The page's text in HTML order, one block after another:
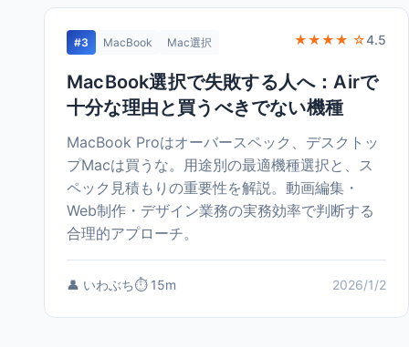
#3 MacBook Mac選択 ★★★★ ☆4.5
MacBook選択で失敗する人へ：Airで
十分な理由と買うべきでない機種
MacBook Proはオーバースペック、デスクトッ
プMacは買うな。用途別の最適機種選択と、ス
ペック見積もりの重要性を解説。動画編集・
Web制作・デザイン業務の実務効率で判断する
合理的アプローチ。
👤 いわぶち⏱️ 15m 2026/1/2